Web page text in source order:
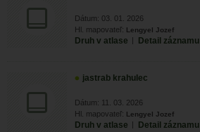
Dátum: 03. 01. 2026
Hl. mapovateľ: Lengyel Jozef
Druh v atlase | Detail záznamu
jastrab krahulec
Dátum: 11. 03. 2026
Hl. mapovateľ: Lengyel Jozef
Druh v atlase | Detail záznamu